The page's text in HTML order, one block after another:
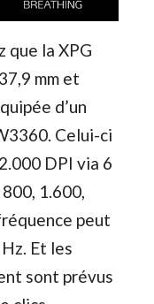
que la XPG
mm et
d’un
Celui-ci
DPI via 6
1.600,
peut
Et les
sont prévus